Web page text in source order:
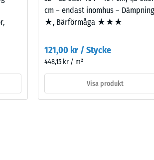
cm – endast inomhus – Dämpning
★, Bärförmåga ★★★
121,00 kr / Stycke
448,15 kr / m²
Visa produkt